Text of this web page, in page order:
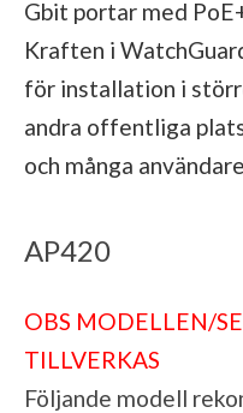
Gbit portar med
Kraften i
för installation i
andra offentliga
och många användare.
AP420
OBS MODELLEN/
TILLVERKAS
Följande modell